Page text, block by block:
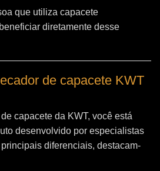
que utiliza capacete
diretamente desse
de capacete KWT
capacete da KWT, você está
desenvolvido por especialistas
diferenciais, destacam-